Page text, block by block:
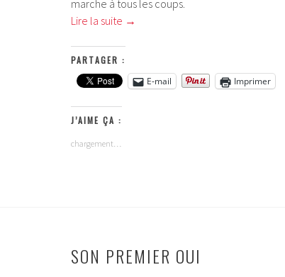
marche à tous les coups.
Lire la suite →
PARTAGER :
E-mail
Imprimer
J’AIME ÇA :
chargement…
SON PREMIER OUI